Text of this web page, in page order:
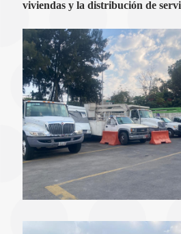
viviendas y la distribución de